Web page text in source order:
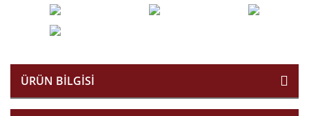
ÜRÜN BILGISI